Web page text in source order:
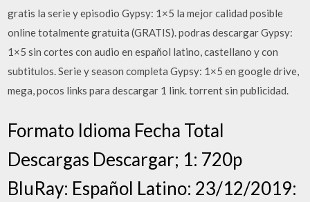
gratis la serie y episodio Gypsy: 1×5 la mejor calidad posible
online totalmente gratuita (GRATIS). podras descargar Gypsy:
1×5 sin cortes con audio en español latino, castellano y con
subtitulos. Serie y season completa Gypsy: 1×5 en google drive,
mega, pocos links para descargar 1 link. torrent sin publicidad.
Formato Idioma Fecha Total
Descargas Descargar; 1: 720p
BluRay: Español Latino: 23/12/2019: